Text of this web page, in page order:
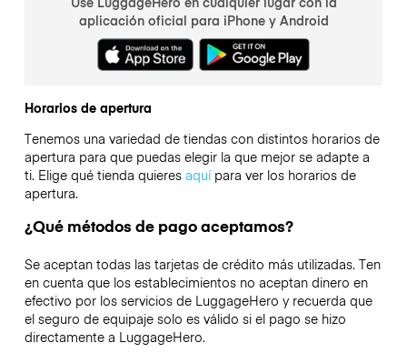
aplicación oficial para iPhone y Android
Horarios de apertura
Tenemos una variedad de tiendas con distintos horarios de
apertura para que puedas elegir la que mejor se adapte a
ti. Elige qué tienda quieres aquípara ver los horarios de
apertura.
¿Qué métodos de pago aceptamos?
Se aceptan todas las tarjetas de crédito más utilizadas. Ten
en cuenta que los establecimientos no aceptan dinero en
efectivo por los servicios de LuggageHero y recuerda que
el seguro de equipaje solo es válido si el pago se hizo
directamente a LuggageHero.